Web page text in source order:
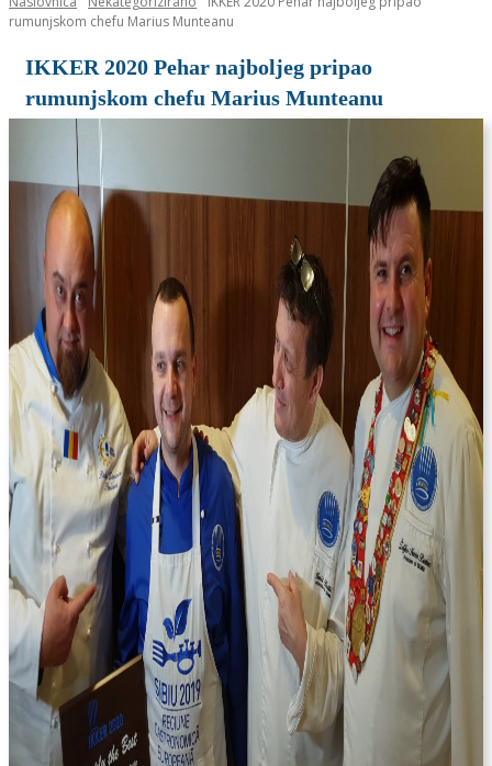
rumunjskom chefu Marius Munteanu
IKKER 2020 Pehar najboljeg pripao
rumunjskom chefu Marius Munteanu